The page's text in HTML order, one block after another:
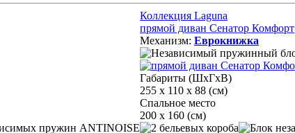
Коллекция Laguna
прямой диван Сенатор Комфорт
Механизм: Еврокнижка
Габариты (ШхГхВ)
255 x 110 x 88 (см)
Спальное место
200 х 160 (см)